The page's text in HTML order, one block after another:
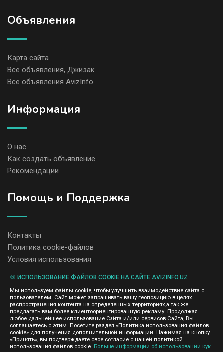
Объявления
Карта сайта
Все объявления, Джизак
Все объявления AvizInfo
Информация
О нас
Как создать объявление
Рекомендации
Помощь и Поддержка
Контакты
Политика cookie-файлов
Условия использования
содержание размещенных объявлений.
Мы ценим конфиденциальность наших пользователей. Мы не
передаем и не продаем личную информацию зарегистрированных
пользователей AvizInfo.uz третьим лицам. Мы не отвечаем за
правила конфиденциальности сайтов на которые ссылается
AvizInfo.uz. На некоторых страницах нашего сайта представлена
реклама Google Adsense Advertising Network. Чтобы узнать
подробней о правилах конфиденциальности Googleнажмите тут
🍪 ИСПОЛЬЗОВАНИЕ ФАЙЛОВ COOKIE НА САЙТЕ AVIZINFO.UZ
Мы используем файлы cookie, чтобы улучшить взаимодействие сайта с
пользователем. Сайт может запрашивать вашу геопозицию в целях
распространения контента на определенных территориях,а так же
предлагать вам более клиентоориентированную рекламу. Продолжая
любое дальнейшее использование Сайта и/или сервисов Сайта, Вы
соглашаетесь с этим. Посетите раздел «Политика использования файлов
cookie» для получения дополнительной информации. Нажимая на кнопку
«Принять», вы подтверждаете свое согласие с нашей политикой
использования файлов cookie. Больше информации об использовании кук